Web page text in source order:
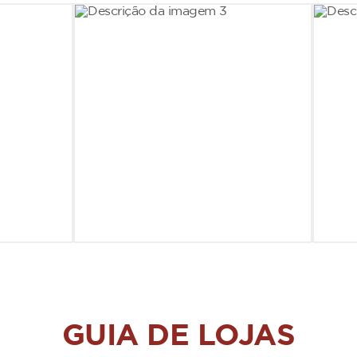
GUIA DE LOJAS